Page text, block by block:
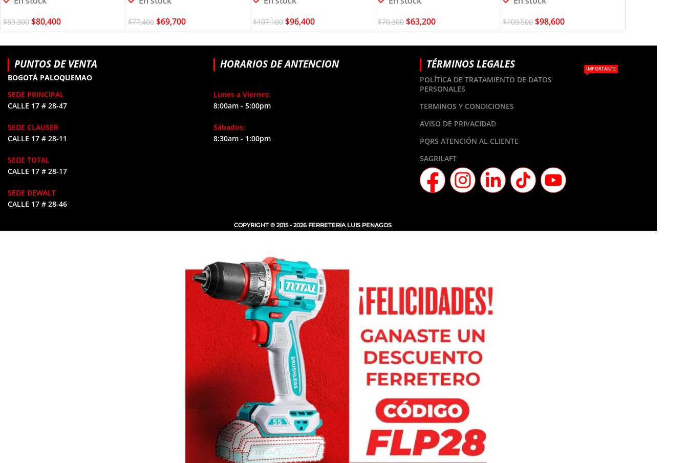
$89,300 $80,400 $77,400 $69,700 $107,100 $96,400 $70,300 $63,200 $109,500 $98,600
PUNTOS DE VENTA
BOGOTÁ PALOQUEMAO
SEDE PRINCIPAL
CALLE 17 # 28-47
SEDE CLAUSER
CALLE 17 # 28-11
SEDE TOTAL
CALLE 17 # 28-17
SEDE DEWALT
CALLE 17 # 28-46
HORARIOS DE ANTENCION
Lunes a Viernes:
8:00am - 5:00pm
Sábados:
8:30am - 1:00pm
TÉRMINOS LEGALES
POLÍTICA DE TRATAMIENTO DE DATOS
PERSONALES
IMPORTANTE
TERMINOS Y CONDICIONES
AVISO DE PRIVACIDAD
PQRS ATENCIÓN AL CLIENTE
SAGRILAFT
COPYRIGHT © 2015 - 2026 FERRETERIA LUIS PENAGOS